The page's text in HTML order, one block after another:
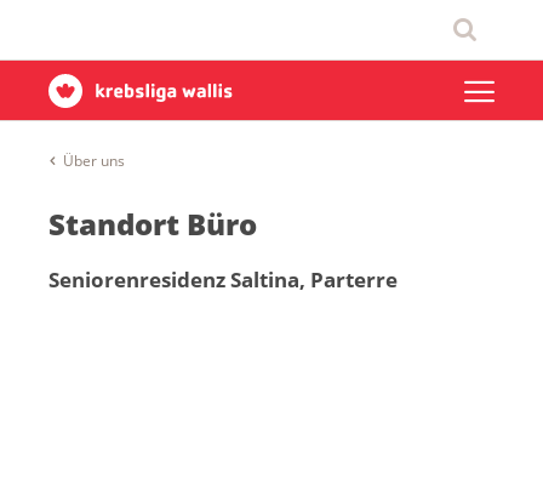
Über uns
Standort Büro
Seniorenresidenz Saltina, Parterre